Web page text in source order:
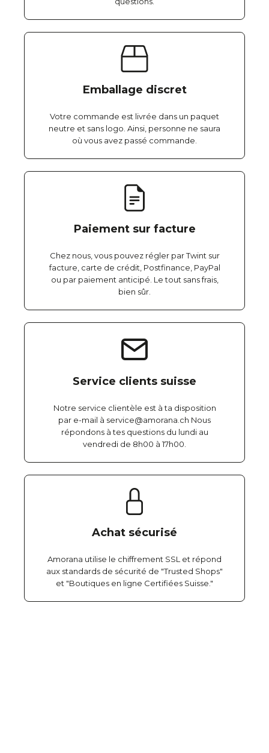
Emballage discret
Votre commande est livrée dans un paquet
neutre et sans logo. Ainsi, personne ne saura
où vous avez passé commande.
Paiement sur facture
Chez nous, vous pouvez régler par Twint sur
facture, carte de crédit, Postfinance, PayPal
ou par paiement anticipé. Le tout sans frais,
bien sûr.
Service clients suisse
Notre service clientèle est à ta disposition
par e-mail à service@amorana.ch Nous
répondons à tes questions du lundi au
vendredi de 8h00 à 17h00.
Achat sécurisé
Amorana utilise le chiffrement SSL et répond
aux standards de sécurité de "Trusted Shops"
et "Boutiques en ligne Certifiées Suisse."